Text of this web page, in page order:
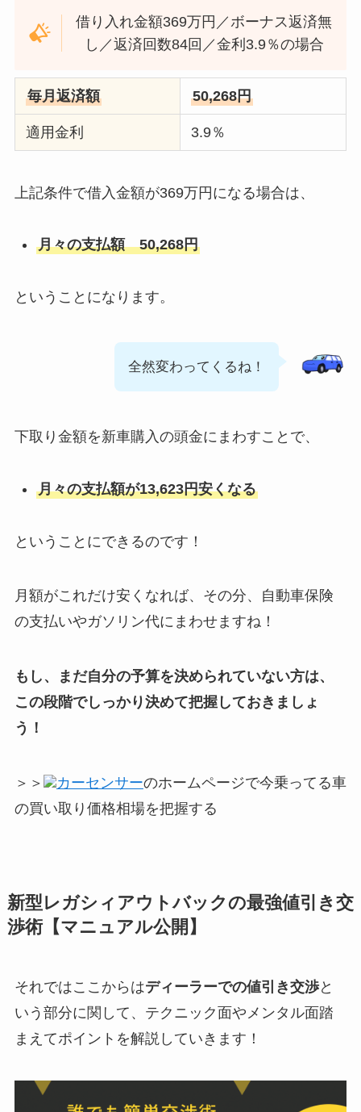
借り入れ金額369万円／ボーナス返済無
し／返済回数84回／金利3.9％の場合
毎月返済額 50,268円
適用金利 3.9％
上記条件で借入金額が369万円になる場合は、
月々の支払額 50,268円
ということになります。
全然変わってくるね！
下取り金額を新車購入の頭金にまわすことで、
月々の支払額が13,623円安くなる
ということにできるのです！
月額がこれだけ安くなれば、その分、自動車保険
の支払いやガソリン代にまわせますね！
もし、まだ自分の予算を決められていない方は、
この段階でしっかり決めて把握しておきましょ
う！
＞＞ カーセンサーのホームページで今乗ってる車
の買い取り価格相場を把握する
新型レガシィアウトバック の最強値引き交
渉術【マニュアル公開】
それではここからはディーラーでの値引き交渉と
いう部分に関して、テクニック面やメンタル面踏
まえてポイントを解説していきます！